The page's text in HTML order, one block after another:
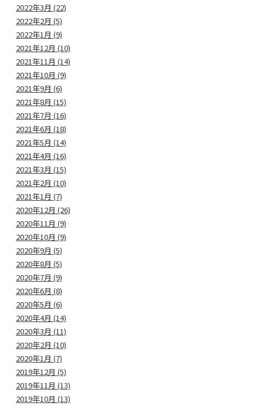
2022年3月 (22)
2022年2月 (5)
2022年1月 (9)
2021年12月 (10)
2021年11月 (14)
2021年10月 (9)
2021年9月 (6)
2021年8月 (15)
2021年7月 (16)
2021年6月 (18)
2021年5月 (14)
2021年4月 (16)
2021年3月 (15)
2021年2月 (10)
2021年1月 (7)
2020年12月 (26)
2020年11月 (9)
2020年10月 (9)
2020年9月 (5)
2020年8月 (5)
2020年7月 (9)
2020年6月 (8)
2020年5月 (6)
2020年4月 (14)
2020年3月 (11)
2020年2月 (10)
2020年1月 (7)
2019年12月 (5)
2019年11月 (13)
2019年10月 (13)